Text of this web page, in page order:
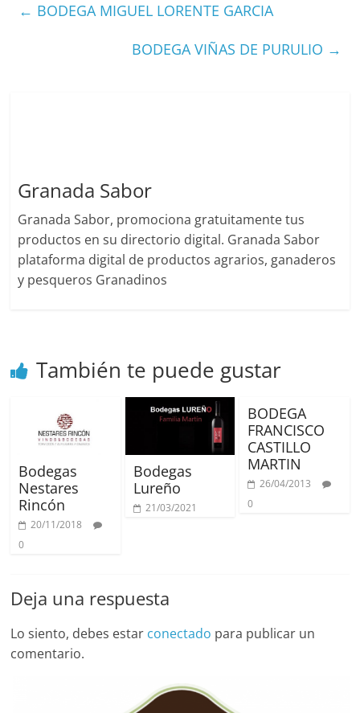
← BODEGA MIGUEL LORENTE GARCIA
BODEGA VIÑAS DE PURULIO →
Granada Sabor
Granada Sabor, promociona gratuitamente tus
productos en su directorio digital. Granada Sabor
plataforma digital de productos agrarios, ganaderos
y pesqueros Granadinos
También te puede gustar
Bodegas
Nestares
Rincón
20/11/2018
0
Bodegas
Lureño
21/03/2021
BODEGA
FRANCISCO
CASTILLO
MARTIN
26/04/2013
0
Deja una respuesta
Lo siento, debes estar conectado para publicar un
comentario.